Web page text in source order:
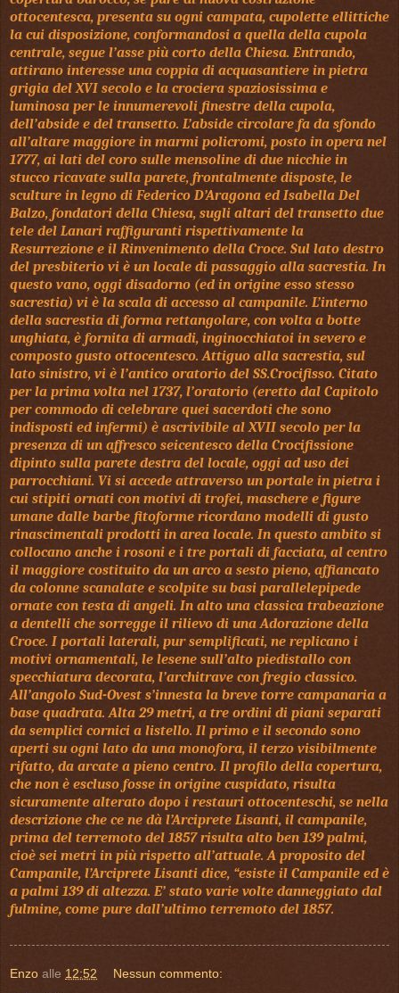
ottocentesca, presenta su ogni campata, cupolette ellittiche
la cui disposizione, conformandosi a quella della cupola
centrale, segue l’asse più corto della Chiesa. Entrando,
attirano interesse una coppia di acquasantiere in pietra
grigia del XVI secolo e la crociera spaziosissima e
luminosa per le innumerevoli finestre della cupola,
dell’abside e del transetto. L’abside circolare fa da sfondo
all’altare maggiore in marmi policromi, posto in opera nel
1777, ai lati del coro sulle mensoline di due nicchie in
stucco ricavate sulla parete, frontalmente disposte, le
sculture in legno di Federico D’Aragona ed Isabella Del
Balzo, fondatori della Chiesa, sugli altari del transetto due
tele del Lanari raffiguranti rispettivamente la
Resurrezione e il Rinvenimento della Croce. Sul lato destro
del presbiterio vi è un locale di passaggio alla sacrestia. In
questo vano, oggi disadorno (ed in origine esso stesso
sacrestia) vi è la scala di accesso al campanile. L’interno
della sacrestia di forma rettangolare, con volta a botte
unghiata, è fornita di armadi, inginocchiatoi in severo e
composto gusto ottocentesco. Attiguo alla sacrestia, sul
lato sinistro, vi è l’antico oratorio del SS.Crocifisso. Citato
per la prima volta nel 1737, l’oratorio (eretto dal Capitolo
per commodo di celebrare quei sacerdoti che sono
indisposti ed infermi) è ascrivibile al XVII secolo per la
presenza di un affresco seicentesco della Crocifissione
dipinto sulla parete destra del locale, oggi ad uso dei
parrocchiani. Vi si accede attraverso un portale in pietra i
cui stipiti ornati con motivi di trofei, maschere e figure
umane dalle barbe fitoforme ricordano modelli di gusto
rinascimentali prodotti in area locale. In questo ambito si
collocano anche i rosoni e i tre portali di facciata, al centro
il maggiore costituito da un arco a sesto pieno, affiancato
da colonne scanalate e scolpite su basi parallelepipede
ornate con testa di angeli. In alto una classica trabeazione
a dentelli che sorregge il rilievo di una Adorazione della
Croce. I portali laterali, pur semplificati, ne replicano i
motivi ornamentali, le lesene sull’alto piedistallo con
specchiatura decorata, l’architrave con fregio classico.
All’angolo Sud-Ovest s’innesta la breve torre campanaria a
base quadrata. Alta 29 metri, a tre ordini di piani separati
da semplici cornici a listello. Il primo e il secondo sono
aperti su ogni lato da una monofora, il terzo visibilmente
rifatto, da arcate a pieno centro. Il profilo della copertura,
che non è escluso fosse in origine cuspidato, risulta
sicuramente alterato dopo i restauri ottocenteschi, se nella
descrizione che ce ne dà l’Arciprete Lisanti, il campanile,
prima del terremoto del 1857 risulta alto ben 139 palmi,
cioè sei metri in più rispetto all’attuale. A proposito del
Campanile, l’Arciprete Lisanti dice, “esiste il Campanile ed è
a palmi 139 di altezza. E’ stato varie volte danneggiato dal
fulmine, come pure dall’ultimo terremoto del 1857.
Enzo alle 12:52 Nessun commento: